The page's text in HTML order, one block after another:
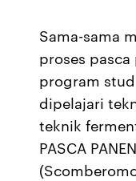
Sama-sama
proses pasca
program
dipelajari
teknik
PASCA